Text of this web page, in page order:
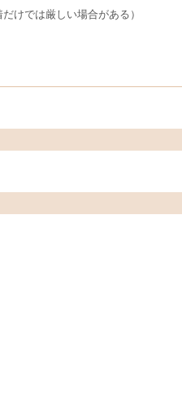
けでは厳しい場合がある）